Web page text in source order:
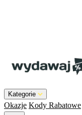
Kategorie
Okazje Kody Rabatowe